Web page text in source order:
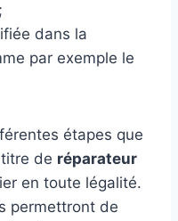
dans la
par exemple le
étapes que
de réparateur
en toute légalité.
permettront de